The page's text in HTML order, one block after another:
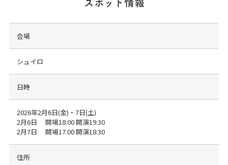
スポット情報
会場
シュイロ
日時
2026年2月6日(金)・7日(土)
2月6日 開場18:00 開演19:30
2月7日 開場17:00 開演18:30
住所